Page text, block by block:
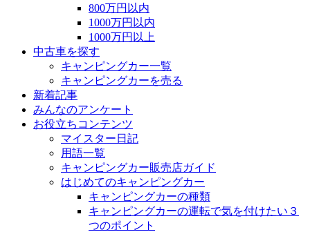
800万円以内
1000万円以内
1000万円以上
中古車を探す
キャンピングカー一覧
キャンピングカーを売る
新着記事
みんなのアンケート
お役立ちコンテンツ
マイスター日記
用語一覧
キャンピングカー販売店ガイド
はじめてのキャンピングカー
キャンピングカーの種類
キャンピングカーの運転で気を付けたい３
つのポイント